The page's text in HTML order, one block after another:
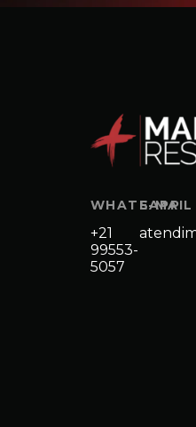
WHATSAPP
+21
99553-
5057
E-MAIL